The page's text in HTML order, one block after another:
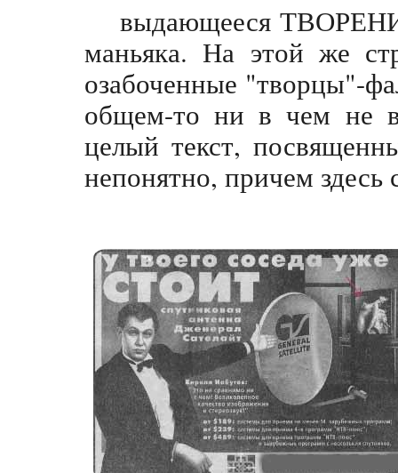
выдающееся
маньяка. На этой же
озабоченные "творцы"-
общем-то ни в чем не
целый текст,
непонятно, причем здесь